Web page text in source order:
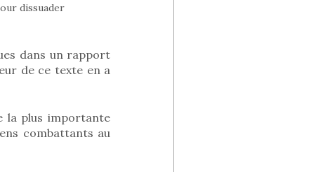
dissuader
dans un rapport
de ce texte en a
la plus importante
combattants au